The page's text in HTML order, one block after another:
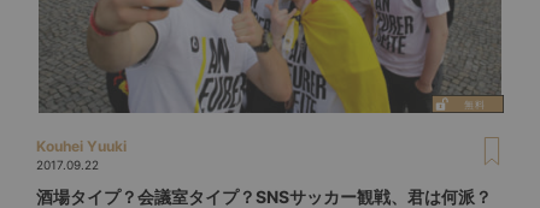
Kouhei Yuuki
2017.09.22
酒場タイプ？会議室タイプ？SNSサッカー観戦、君は何派？